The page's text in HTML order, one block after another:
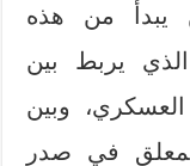
يبدأ من هذه
الذي يربط بين
وبين
في صدر